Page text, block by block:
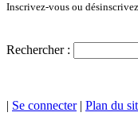
Inscrivez-vous ou
Rechercher :
| Se connecter| Plan du